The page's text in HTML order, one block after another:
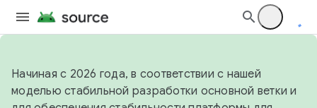
Начиная с 2026 года, в соответствии с нашей
моделью стабильной разработки основной ветки и